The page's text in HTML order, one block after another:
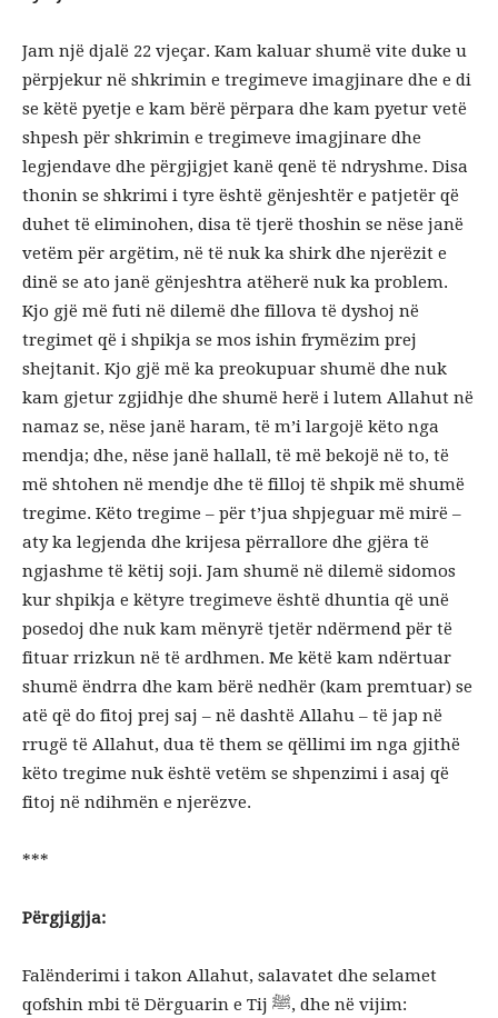
Jam një djalë 22 vjeçar. Kam kaluar shumë vite duke u
përpjekur në shkrimin e tregimeve imagjinare dhe e di
se këtë pyetje e kam bërë përpara dhe kam pyetur vetë
shpesh për shkrimin e tregimeve imagjinare dhe
legjendave dhe përgjigjet kanë qenë të ndryshme. Disa
thonin se shkrimi i tyre është gënjeshtër e patjetër që
duhet të eliminohen, disa të tjerë thoshin se nëse janë
vetëm për argëtim, në të nuk ka shirk dhe njerëzit e
dinë se ato janë gënjeshtra atëherë nuk ka problem.
Kjo gjë më futi në dilemë dhe fillova të dyshoj në
tregimet që i shpikja se mos ishin frymëzim prej
shejtanit. Kjo gjë më ka preokupuar shumë dhe nuk
kam gjetur zgjidhje dhe shumë herë i lutem Allahut në
namaz se, nëse janë haram, të m’i largojë këto nga
mendja; dhe, nëse janë hallall, të më bekojë në to, të
më shtohen në mendje dhe të filloj të shpik më shumë
tregime. Këto tregime – për t’jua shpjeguar më mirë –
aty ka legjenda dhe krijesa përrallore dhe gjëra të
ngjashme të këtij soji. Jam shumë në dilemë sidomos
kur shpikja e këtyre tregimeve është dhuntia që unë
posedoj dhe nuk kam mënyrë tjetër ndërmend për të
fituar rrizkun në të ardhmen. Me këtë kam ndërtuar
shumë ëndrra dhe kam bërë nedhër (kam premtuar) se
atë që do fitoj prej saj – në dashtë Allahu – të jap në
rrugë të Allahut, dua të them se qëllimi im nga gjithë
këto tregime nuk është vetëm se shpenzimi i asaj që
fitoj në ndihmën e njerëzve.
***
Përgjigjja:
Falënderimi i takon Allahut, salavatet dhe selamet
qofshin mbi të Dërguarin e Tij ﷺ, dhe në vijim: